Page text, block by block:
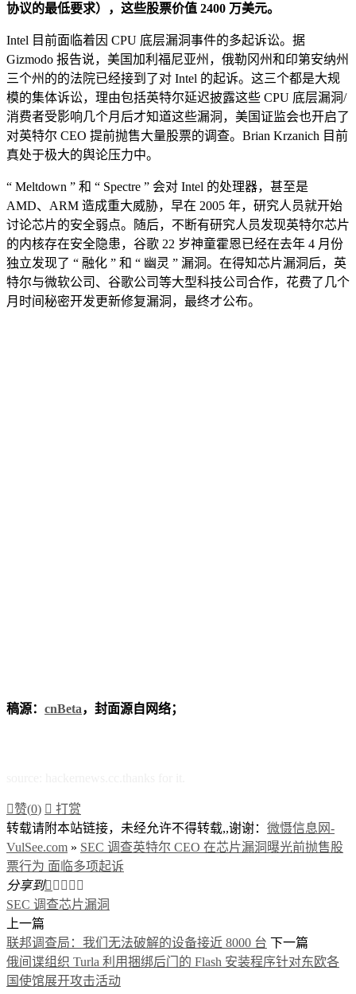
协议的最低要求），这些股票价值 2400 万美元。
Intel 目前面临着因 CPU 底层漏洞事件的多起诉讼。据
Gizmodo 报告说，美国加利福尼亚州，俄勒冈州和印第安纳州
三个州的的法院已经接到了对 Intel 的起诉。这三个都是大规
模的集体诉讼，理由包括英特尔延迟披露这些 CPU 底层漏洞/
消费者受影响几个月后才知道这些漏洞，美国证监会也开启了
对英特尔 CEO 提前抛售大量股票的调查。Brian Krzanich 目前
真处于极大的舆论压力中。
“ Meltdown ” 和 “ Spectre ” 会对 Intel 的处理器，甚至是
AMD、ARM 造成重大威胁，早在 2005 年，研究人员就开始
讨论芯片的安全弱点。随后，不断有研究人员发现英特尔芯片
的内核存在安全隐患，谷歌 22 岁神童霍恩已经在去年 4 月份
独立发现了 “ 融化 ” 和 “ 幽灵 ” 漏洞。在得知芯片漏洞后，英
特尔与微软公司、谷歌公司等大型科技公司合作，花费了几个
月时间秘密开发更新修复漏洞，最终才公布。
稿源： cnBeta，封面源自网络；
赞(0)  打赏
转载请附本站链接，未经允许不得转载,,谢谢： 微慑信息网-
VulSee.com » SEC 调查英特尔 CEO 在芯片漏洞曝光前抛售股
票行为 面临多项起诉
分享到    
SEC 调查芯片漏洞
上一篇
联邦调查局：我们无法破解的设备接近 8000 台 下一篇
俄间谍组织 Turla 利用捆绑后门的 Flash 安装程序针对东欧各
国使馆展开攻击活动